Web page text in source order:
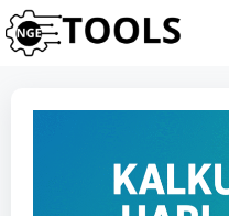
Skip
to